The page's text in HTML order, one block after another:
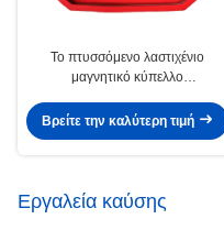
Το πτυσσόμενο λαστιχένιο
μαγνητικό κύπελλο
4 διαθέσιμο κρατά τα μπουλόνια,
τα καρύδια, τις βίδες και τα μέρη
Βρείτε την καλύτερη τιμή
Εργαλεία καύσης